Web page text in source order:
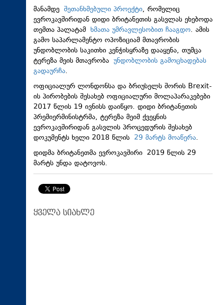
მანამდე შეთანხმებული პროექტი, რომელიც
ევროკავშირიდან დიდი ბრიტანეთის გასვლას ეხებოდა
თემთა პალატამ ხმათა უმრავლესობით ჩააგდო. ამის
გამო საპარლამენტო ოპოზიციამ მთავრობის
უნდობლობის საკითხი კენჭისყრაზე დააყენა, თუმცა
ტერეზა მეის მთავრობა უნდობლობის გამოცხადებას
გადაურჩა.
ოფიციალურ ლონდონსა და ბრიუსელს შორის Brexit-
ის პირობების შესახებ ოფიციალური მოლაპარაკებები
2017 წლის 19 ივნისს დაიწყო. დიდი ბრიტანეთის
პრემიერმინისტრმა, ტერეზა მეიმ ქვეყნის
ევროკავშირიდან გასვლის პროცედურის შესახებ
დოკუმენტს ხელი 2018 წლის 29 მარტს მოაწერა.
დიდმა ბრიტანეთმა ევროკავშირი 2019 წლის 29
მარტს უნდა დატოვოს.
ყველა სიახლე